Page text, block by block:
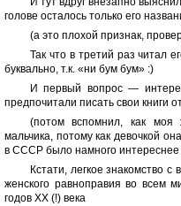
голове осталось только его
(а это плохой признак,
Так что в третий раз читал
буквально, т.к. «ни бум бум» :)
И первый вопрос —
предпочитали писать свои книги
(потом вспомнил, как моя
мальчика, потому как девочкой
в СССР было намного интереснее
Кстати, легкое знакомство
женского равноправия во всем
годов ХХ (!) века